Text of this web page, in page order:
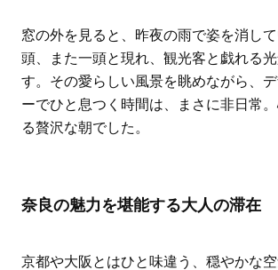
窓の外を見ると、昨夜の雨で姿を消し
頭、また一頭と現れ、観光客と戯れる
す。その愛らしい風景を眺めながら、
ーでひと息つく時間は、まさに非日常
る贅沢な朝でした。
奈良の魅力を堪能する大人の滞在
京都や大阪とはひと味違う、穏やかな